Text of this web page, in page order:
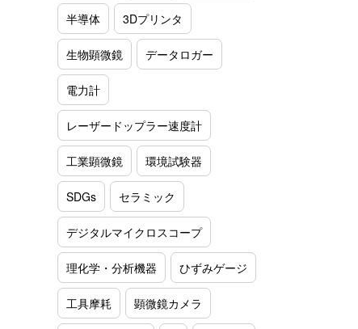
半導体 3Dプリンタ
生物顕微鏡 データロガー
電力計
レーザードップラー速度計
工業顕微鏡 環境試験器
SDGs セラミック
デジタルマイクロスコープ
理化学・分析機器 ひずみゲージ
工具摩耗 顕微鏡カメラ